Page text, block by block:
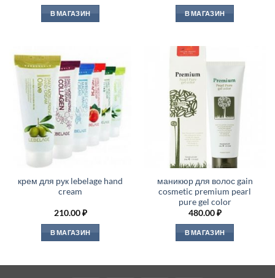
В МАГАЗИН В МАГАЗИН
крем для рук lebelage hand
cream
210.00₽
В МАГАЗИН
маникюр для волос gain
cosmetic premium pearl
pure gel color
480.00₽
В МАГАЗИН